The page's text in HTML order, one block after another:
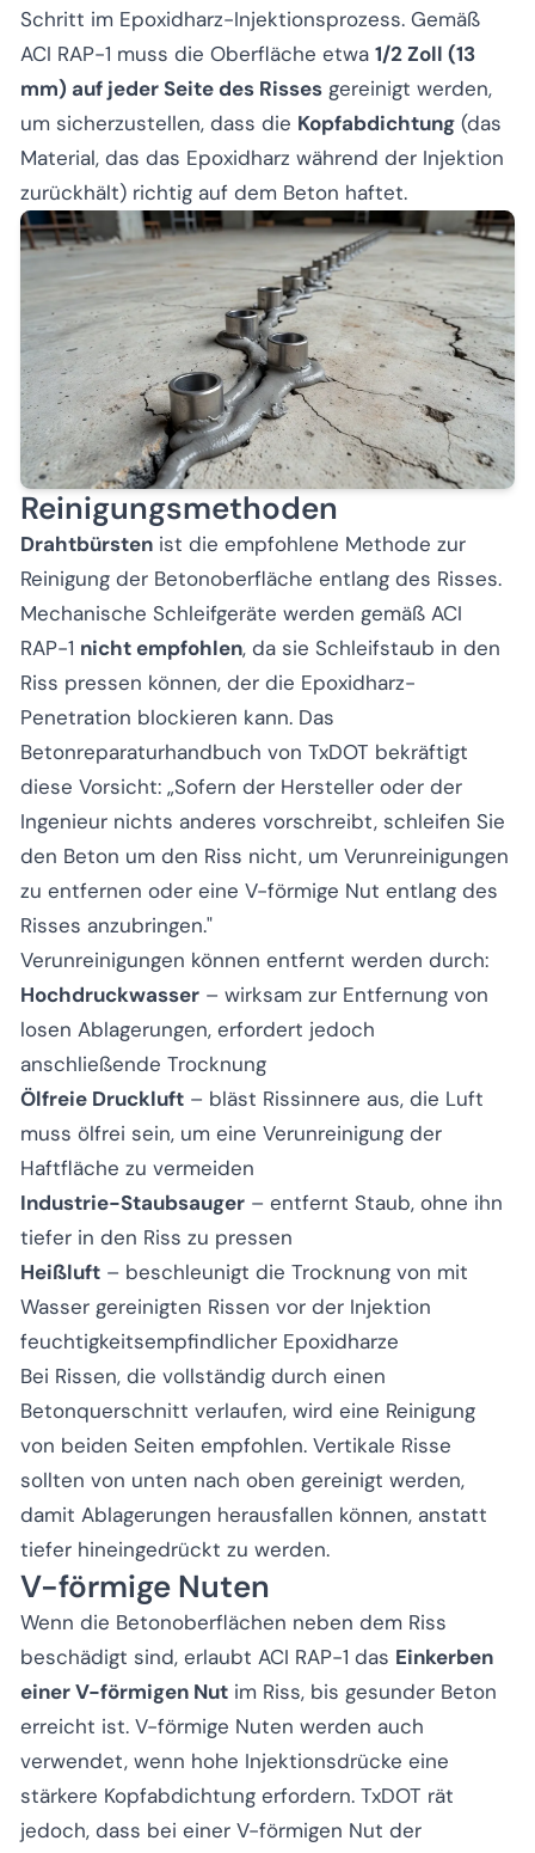
Schritt im Epoxidharz-Injektionsprozess. Gemäß
ACI RAP-1 muss die Oberfläche etwa 1/2 Zoll (13
mm) auf jeder Seite des Risses gereinigt werden,
um sicherzustellen, dass die Kopfabdichtung (das
Material, das das Epoxidharz während der Injektion
zurückhält) richtig auf dem Beton haftet.
Reinigungsmethoden
Drahtbürsten ist die empfohlene Methode zur
Reinigung der Betonoberfläche entlang des Risses.
Mechanische Schleifgeräte werden gemäß ACI
RAP-1 nicht empfohlen, da sie Schleifstaub in den
Riss pressen können, der die Epoxidharz-
Penetration blockieren kann. Das
Betonreparaturhandbuch von TxDOT bekräftigt
diese Vorsicht: „Sofern der Hersteller oder der
Ingenieur nichts anderes vorschreibt, schleifen Sie
den Beton um den Riss nicht, um Verunreinigungen
zu entfernen oder eine V-förmige Nut entlang des
Risses anzubringen."
Verunreinigungen können entfernt werden durch:
Hochdruckwasser – wirksam zur Entfernung von
losen Ablagerungen, erfordert jedoch
anschließende Trocknung
Ölfreie Druckluft – bläst Rissinnere aus, die Luft
muss ölfrei sein, um eine Verunreinigung der
Haftfläche zu vermeiden
Industrie-Staubsauger – entfernt Staub, ohne ihn
tiefer in den Riss zu pressen
Heißluft – beschleunigt die Trocknung von mit
Wasser gereinigten Rissen vor der Injektion
feuchtigkeitsempfindlicher Epoxidharze
Bei Rissen, die vollständig durch einen
Betonquerschnitt verlaufen, wird eine Reinigung
von beiden Seiten empfohlen. Vertikale Risse
sollten von unten nach oben gereinigt werden,
damit Ablagerungen herausfallen können, anstatt
tiefer hineingedrückt zu werden.
V-förmige Nuten
Wenn die Betonoberflächen neben dem Riss
beschädigt sind, erlaubt ACI RAP-1 das Einkerben
einer V-förmigen Nut im Riss, bis gesunder Beton
erreicht ist. V-förmige Nuten werden auch
verwendet, wenn hohe Injektionsdrücke eine
stärkere Kopfabdichtung erfordern. TxDOT rät
jedoch, dass bei einer V-förmigen Nut der